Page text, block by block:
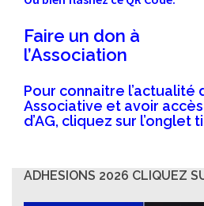
Faire un don à
l’Association
Pour connaitre l’actualité
Associative et avoir accès
d’AG, cliquez sur l’onglet
ADHESIONS 2026 CLIQUEZ